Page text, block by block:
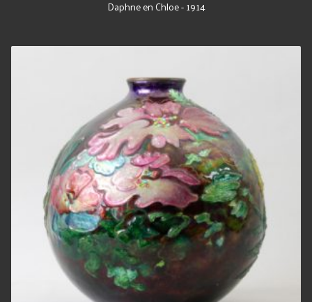
Daphne en Chloe - 1914